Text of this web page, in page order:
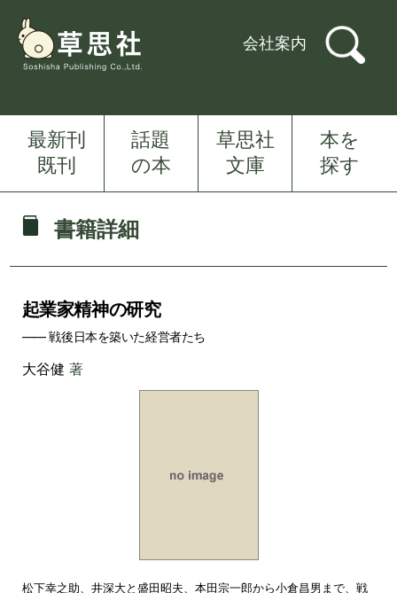
会社案内
最新刊
既刊
話題
の本
草思社
文庫
本を
探す
書籍詳細
起業家精神の研究
―― 戦後日本を築いた経営者たち
大谷健 著
松下幸之助、井深大と盛田昭夫、本田宗一郎から小倉昌男まで、戦